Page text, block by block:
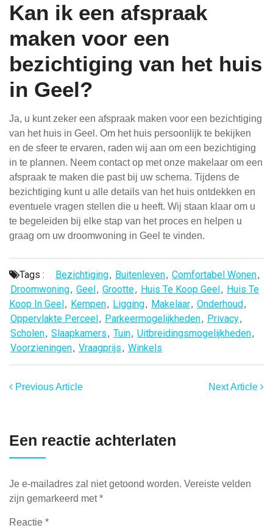
Kan ik een afspraak
maken voor een
bezichtiging van het huis
in Geel?
Ja, u kunt zeker een afspraak maken voor een bezichtiging
van het huis in Geel. Om het huis persoonlijk te bekijken
en de sfeer te ervaren, raden wij aan om een bezichtiging
in te plannen. Neem contact op met onze makelaar om een
afspraak te maken die past bij uw schema. Tijdens de
bezichtiging kunt u alle details van het huis ontdekken en
eventuele vragen stellen die u heeft. Wij staan klaar om u
te begeleiden bij elke stap van het proces en helpen u
graag om uw droomwoning in Geel te vinden.
Tags : Bezichtiging, Buitenleven, Comfortabel Wonen,
Droomwoning, Geel, Grootte, Huis Te Koop Geel, Huis Te
Koop In Geel, Kempen, Ligging, Makelaar, Onderhoud,
Oppervlakte Perceel, Parkeermogelijkheden, Privacy,
Scholen, Slaapkamers, Tuin, Uitbreidingsmogelijkheden,
Voorzieningen, Vraagprijs, Winkels
Previous Article Next Article
Een reactie achterlaten
Je e-mailadres zal niet getoond worden. Vereiste velden
zijn gemarkeerd met*
Reactie *